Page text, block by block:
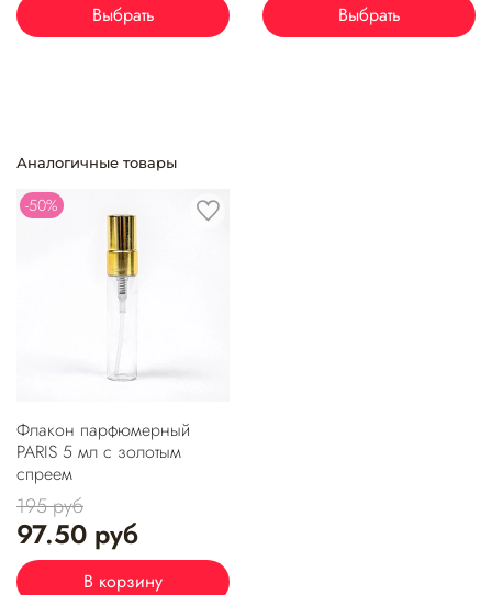
Выбрать Выбрать
Аналогичные товары
-50%
Флакон парфюмерный
PARIS 5 мл с золотым
спреем
195 руб
97.50 руб
В корзину